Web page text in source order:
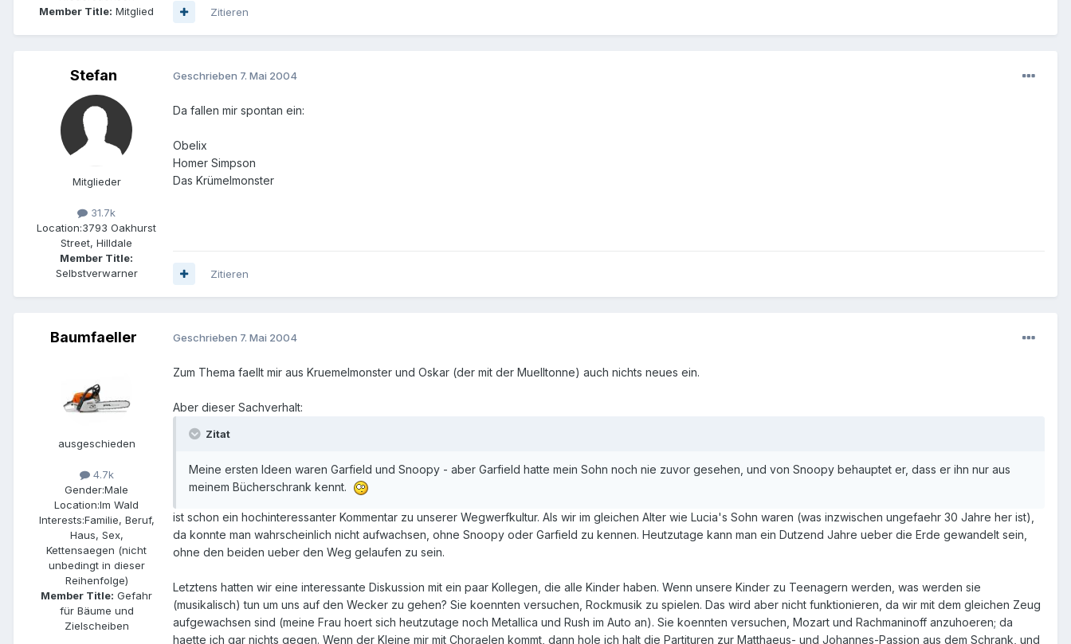
Member Title: Mitglied Zitieren
Stefan
Mitglieder
31.7k
Location:3793 Oakhurst
Street, Hilldale
Member Title:
Selbstverwarner
Geschrieben 7. Mai 2004
Da fallen mir spontan ein:
Obelix
Homer Simpson
Das Krümelmonster
Zitieren
Baumfaeller
ausgeschieden
4.7k
Gender:Male
Location:Im Wald
Interests:Familie, Beruf,
Haus, Sex,
Kettensaegen (nicht
unbedingt in dieser
Reihenfolge)
Member Title: Gefahr
für Bäume und
Zielscheiben
Geschrieben 7. Mai 2004
Zum Thema faellt mir aus Kruemelmonster und Oskar (der mit der Muelltonne) auch nichts neues ein.
Aber dieser Sachverhalt:
Zitat
Meine ersten Ideen waren Garfield und Snoopy - aber Garfield hatte mein Sohn noch nie zuvor gesehen, und von Snoopy behauptet er, dass er ihn nur aus
meinem Bücherschrank kennt.
ist schon ein hochinteressanter Kommentar zu unserer Wegwerfkultur. Als wir im gleichen Alter wie Lucia's Sohn waren (was inzwischen ungefaehr 30 Jahre her ist),
da konnte man wahrscheinlich nicht aufwachsen, ohne Snoopy oder Garfield zu kennen. Heutzutage kann man ein Dutzend Jahre ueber die Erde gewandelt sein,
ohne den beiden ueber den Weg gelaufen zu sein.
Letztens hatten wir eine interessante Diskussion mit ein paar Kollegen, die alle Kinder haben. Wenn unsere Kinder zu Teenagern werden, was werden sie
(musikalisch) tun um uns auf den Wecker zu gehen? Sie koennten versuchen, Rockmusik zu spielen. Das wird aber nicht funktionieren, da wir mit dem gleichen Zeug
aufgewachsen sind (meine Frau hoert sich heutzutage noch Metallica und Rush im Auto an). Sie koennten versuchen, Mozart und Rachmaninoff anzuhoeren; da
haette ich gar nichts gegen. Wenn der Kleine mir mit Choraelen kommt, dann hole ich halt die Partituren zur Matthaeus- und Johannes-Passion aus dem Schrank, und